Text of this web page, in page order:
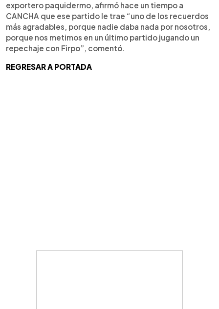
exportero paquidermo, afirmó hace un tiempo a
CANCHA que ese partido le trae “uno de los recuerdos
más agradables, porque nadie daba nada por nosotros,
porque nos metimos en un último partido jugando un
repechaje con Firpo”, comentó.
REGRESAR A PORTADA